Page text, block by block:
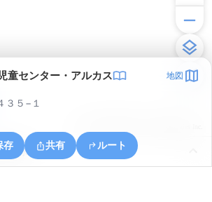
童センター・アルカス 地図
３５−１
存 共有 ルート
市清水